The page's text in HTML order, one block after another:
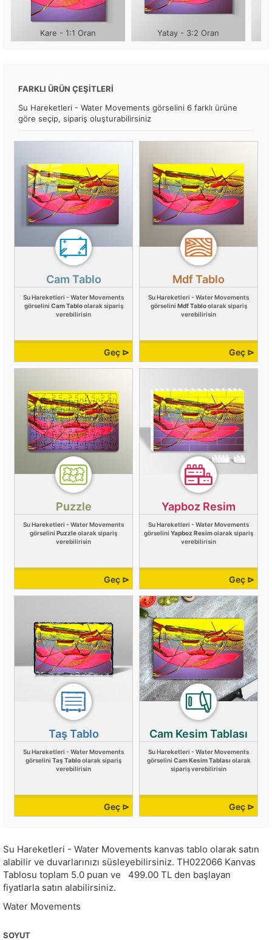
Kare - 1:1 Oran Yatay - 3:2 Oran
FARKLI ÜRÜN ÇEŞİTLERİ
Su Hareketleri - Water Movements görselini 6 farklı ürüne
göre seçip, sipariş oluşturabilirsiniz
Cam Tablo
Su Hareketleri - Water Movements
görselini Cam Tabloolarak sipariş
verebilirisin
Geç ⊳
Mdf Tablo
Su Hareketleri - Water Movements
görselini Mdf Tabloolarak sipariş
verebilirisin
Geç ⊳
Puzzle
Su Hareketleri - Water Movements
görselini Puzzleolarak sipariş
verebilirisin
Geç ⊳
Yapboz Resim
Su Hareketleri - Water Movements
görselini Yapboz Resimolarak sipariş
verebilirisin
Geç ⊳
Taş Tablo
Su Hareketleri - Water Movements
görselini Taş Tabloolarak sipariş
verebilirisin
Geç ⊳
Cam Kesim Tablası
Su Hareketleri - Water Movements
görselini Cam Kesim Tablası olarak
sipariş verebilirisin
Geç ⊳
Su Hareketleri - Water Movements kanvas tablo olarak satın
alabilir ve duvarlarınızı süsleyebilirsiniz. TH022066 Kanvas
Tablosu toplam 5.0 puan ve 499.00 TL den başlayan
fiyatlarla satın alabilirsiniz.
Water Movements
SOYUT